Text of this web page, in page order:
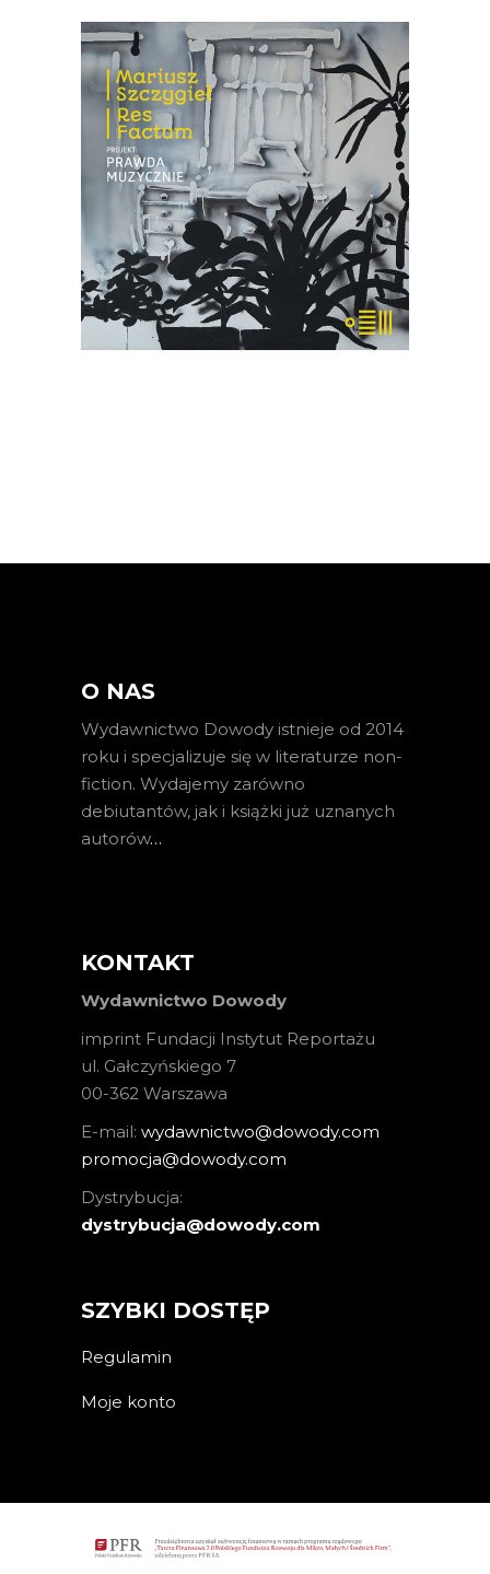
PROJEKT: PRAWDA
MUZYCZNIE
Płyta, która jest efektem spotkania
trojga muzyków z reporterem –
Mariuszem Szczygłem. Słowa spotkały
się tu z dźwiękiem kreowanym na żywo.
29.00 zł 18.85zł
KSIĄŻKA DO KOSZYKA
O NAS
Wydawnictwo Dowody istnieje od 2014
roku i specjalizuje się w literaturze non-
fiction. Wydajemy zarówno
debiutantów, jak i książki już uznanych
autorów…
KONTAKT
Wydawnictwo Dowody
imprint Fundacji Instytut Reportażu
ul. Gałczyńskiego 7
00-362 Warszawa
E-mail: wydawnictwo@dowody.com
promocja@dowody.com
Dystrybucja:
dystrybucja@dowody.com
SZYBKI DOSTĘP
Regulamin
Moje konto